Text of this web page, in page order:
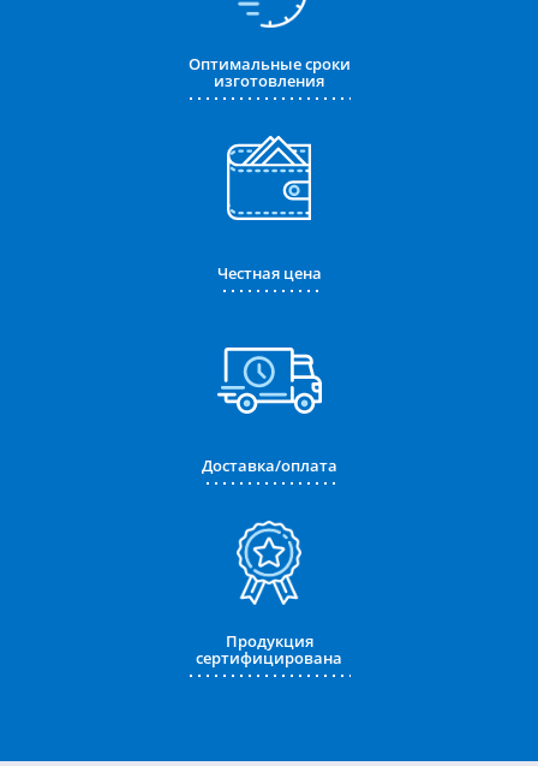
Оптимальные сроки
изготовления
Честная цена
Доставка/оплата
Продукция
сертифицирована